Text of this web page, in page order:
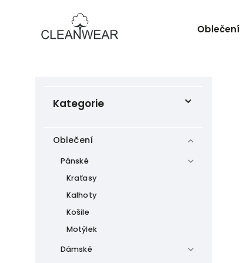
Oblečení
Kategorie
Oblečení
Pánské
Kraťasy
Kalhoty
Košile
Motýlek
Dámské